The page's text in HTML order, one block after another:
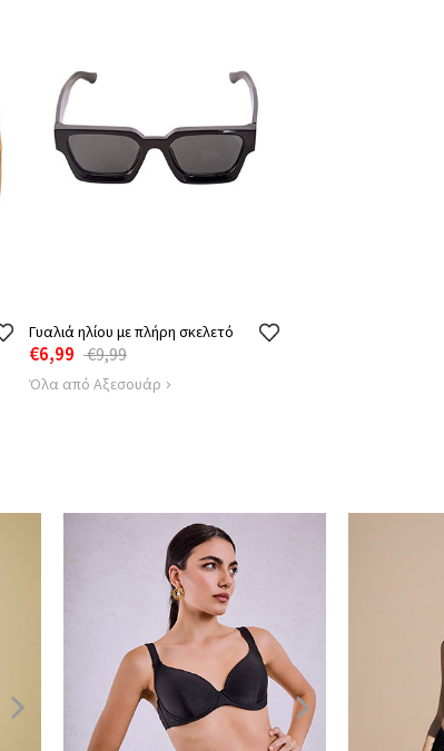
Γυαλιά ηλίου με πλήρη σκελετό
€6,99 €9,99
Όλα από Αξεσουάρ